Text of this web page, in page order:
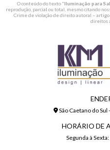
O conteúdo do texto "Iluminação para
reprodução, parcial ou total, mesmo citando
Crime de violação de direito autoral – artigo
direitos
São Caetano do Sul
HORÁRIO DE
Segunda à